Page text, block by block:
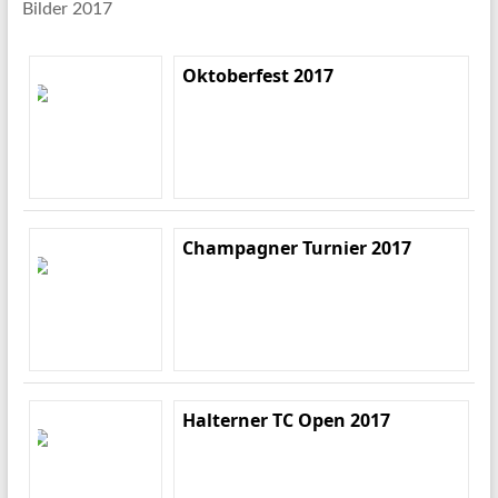
Bilder 2017
Oktoberfest 2017
Champagner Turnier 2017
Halterner TC Open 2017